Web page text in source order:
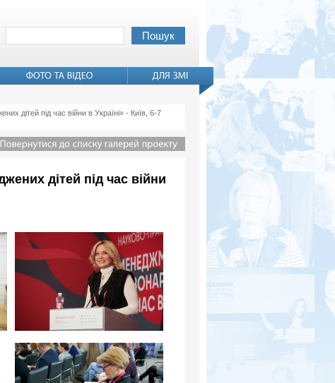
дітей під час війни в Україні» - Київ, 6-7
дітей під час війни